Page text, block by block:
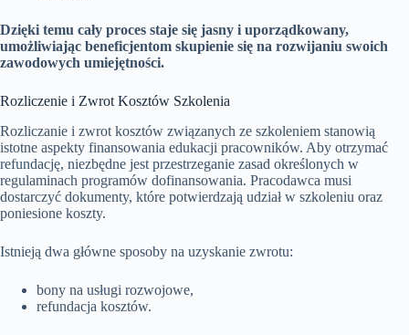
Dzięki temu cały proces staje się jasny i uporządkowany,
umożliwiając beneficjentom skupienie się na rozwijaniu swoich
zawodowych umiejętności.
Rozliczenie i Zwrot Kosztów Szkolenia
Rozliczanie i zwrot kosztów związanych ze szkoleniem stanowią
istotne aspekty finansowania edukacji pracowników. Aby otrzymać
refundację, niezbędne jest przestrzeganie zasad określonych w
regulaminach programów dofinansowania. Pracodawca musi
dostarczyć dokumenty, które potwierdzają udział w szkoleniu oraz
poniesione koszty.
Istnieją dwa główne sposoby na uzyskanie zwrotu:
bony na usługi rozwojowe,
refundacja kosztów.